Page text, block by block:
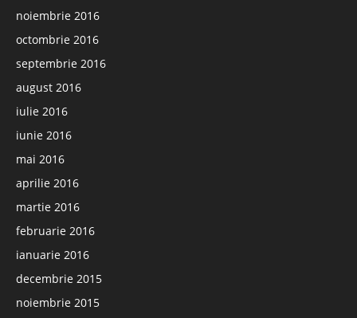
noiembrie 2016
octombrie 2016
septembrie 2016
august 2016
iulie 2016
iunie 2016
mai 2016
aprilie 2016
martie 2016
februarie 2016
ianuarie 2016
decembrie 2015
noiembrie 2015